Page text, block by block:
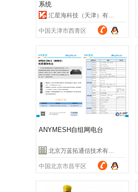
系统
汇星海科技（天津）有限公司
中国天津市西青区
ANYMESH自组网电台
北京万蓝拓通信技术有限公司
中国北京市昌平区